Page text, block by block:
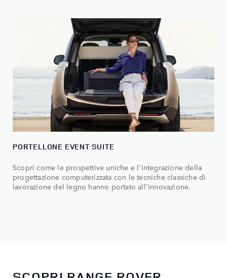
PORTELLONE EVENT SUITE
Scopri come le prospettive uniche e l'integrazione della
progettazione computerizzata con le tecniche classiche di
lavorazione del legno hanno portato all'innovazione.